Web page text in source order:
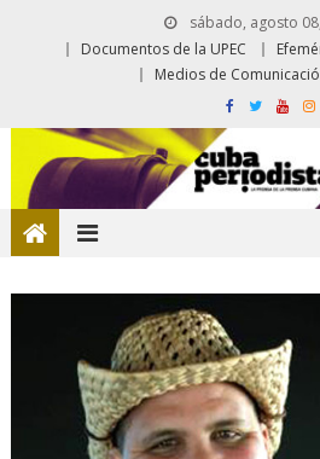
sábado, agosto
Documentos de la UPEC
Medios de